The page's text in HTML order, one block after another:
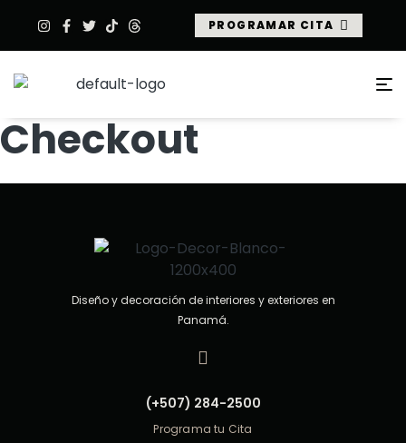
PROGRAMAR CITA
Checkout
Diseño y decoración de interiores y exteriores en
Panamá.
(+507) 284-2500
Programa tu Cita